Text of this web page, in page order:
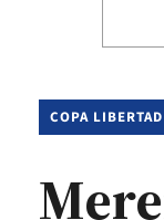
COPA